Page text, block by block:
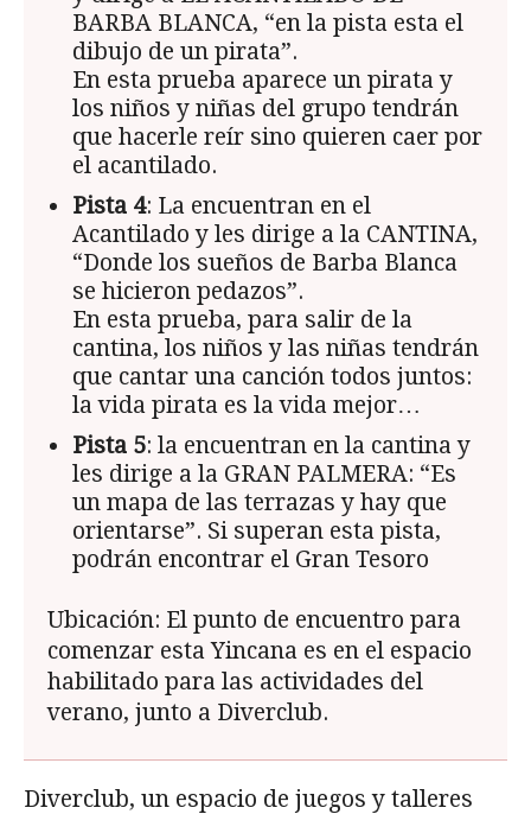
BARBA BLANCA, “en la pista esta el
dibujo de un pirata”.
En esta prueba aparece un pirata y
los niños y niñas del grupo tendrán
que hacerle reír sino quieren caer por
el acantilado.
Pista 4: La encuentran en el
Acantilado y les dirige a la CANTINA,
“Donde los sueños de Barba Blanca
se hicieron pedazos”.
En esta prueba, para salir de la
cantina, los niños y las niñas tendrán
que cantar una canción todos juntos:
la vida pirata es la vida mejor…
Pista 5: la encuentran en la cantina y
les dirige a la GRAN PALMERA: “Es
un mapa de las terrazas y hay que
orientarse”. Si superan esta pista,
podrán encontrar el Gran Tesoro
Ubicación: El punto de encuentro para
comenzar esta Yincana es en el espacio
habilitado para las actividades del
verano, junto a Diverclub.
Diverclub, un espacio de juegos y talleres